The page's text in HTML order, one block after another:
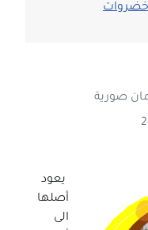
خضروات
صورية
يعود
أصلها
الى